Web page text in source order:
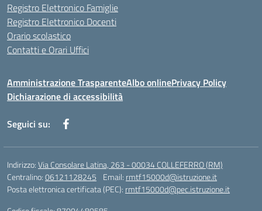
Registro Elettronico Famiglie
Registro Elettronico Docenti
Orario scolastico
Contatti e Orari Uffici
Amministrazione TrasparenteAlbo onlinePrivacy Policy
Dichiarazione di accessibilità
Seguici su:
Indirizzo:Via Consolare Latina, 263 - 00034 COLLEFERRO (RM)
Centralino:06121128245 Email: rmtf15000d@istruzione.it
Posta elettronica certificata (PEC): rmtf15000d@pec.istruzione.it